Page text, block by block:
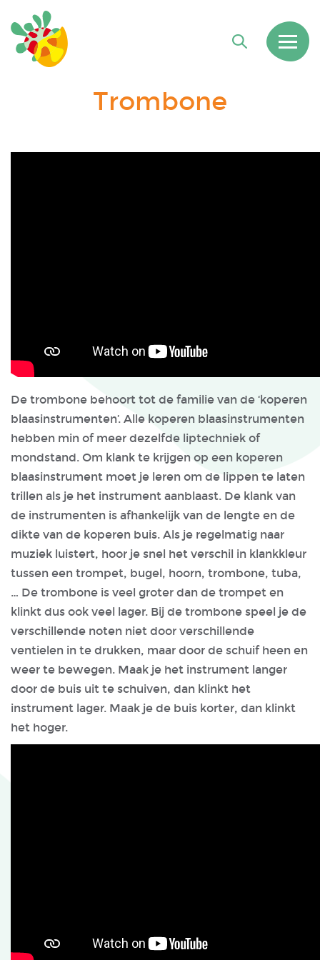
Trombone
De trombone behoort tot de familie van de ‘koperen
blaasinstrumenten’. Alle koperen blaasinstrumenten
hebben min of meer dezelfde liptechniek of
mondstand. Om klank te krijgen op een koperen
blaasinstrument moet je leren om de lippen te laten
trillen als je het instrument aanblaast. De klank van
de instrumenten is afhankelijk van de lengte en de
dikte van de koperen buis. Als je regelmatig naar
muziek luistert, hoor je snel het verschil in klankkleur
tussen een trompet, bugel, hoorn, trombone, tuba,
… De trombone is veel groter dan de trompet en
klinkt dus ook veel lager. Bij de trombone speel je de
verschillende noten niet door verschillende
ventielen in te drukken, maar door de schuif heen en
weer te bewegen. Maak je het instrument langer
door de buis uit te schuiven, dan klinkt het
instrument lager. Maak je de buis korter, dan klinkt
het hoger.